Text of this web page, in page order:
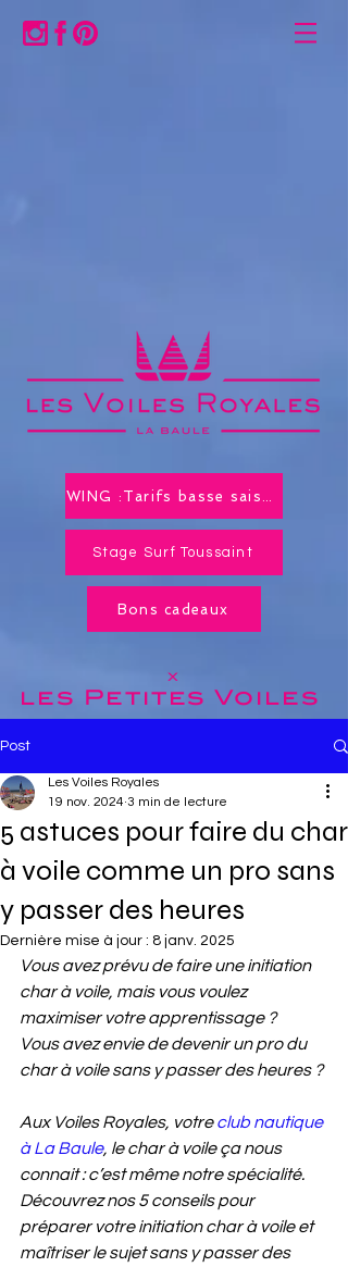
Stage Surf Toussaint
Bons cadeaux
x
les Petites Voiles
Post
5 astuces pour faire du char
à voile comme un pro sans
y passer des heures
Les Voiles Royales
19 nov. 2024 3 min de lecture
Dernière mise à jour : 8 janv. 2025
Vous avez prévu de faire une initiation
char à voile, mais vous voulez
maximiser votre apprentissage ?
Vous avez envie de devenir un pro du
char à voile sans y passer des heures ?
Aux Voiles Royales, votre club nautique
à La Baule, le char à voile ça nous
connait : c’est même notre spécialité.
Découvrez nos 5 conseils pour
préparer votre initiation char à voile et
maîtriser le sujet sans y passer des